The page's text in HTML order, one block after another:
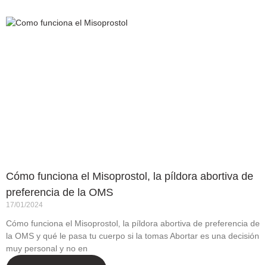
Cómo funciona el Misoprostol, la píldora abortiva de
preferencia de la OMS
17/01/2024
Cómo funciona el Misoprostol, la píldora abortiva de preferencia de
la OMS y qué le pasa tu cuerpo si la tomas Abortar es una decisión
muy personal y no en